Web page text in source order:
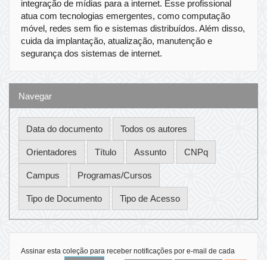
integração de mídias para a internet. Esse profissional
atua com tecnologias emergentes, como computação
móvel, redes sem fio e sistemas distribuídos. Além disso,
cuida da implantação, atualização, manutenção e
segurança dos sistemas de internet.
Navegar
Assinar esta coleção para receber notificações por e-mail de cada